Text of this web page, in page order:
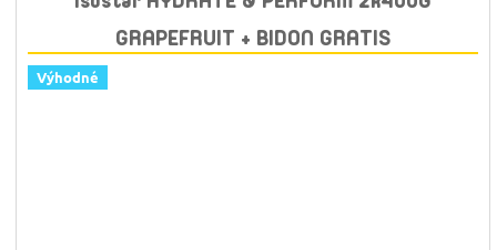
GRAPEFRUIT + BIDON GRATIS
Výhodné